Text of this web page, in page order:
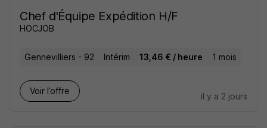
Chef d'Équipe Expédition H/F
HOCJOB
Gennevilliers - 92 Intérim 13,46 € / heure 1 mois
Voir l’offre
il y a 2 jours